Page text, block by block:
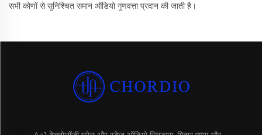
सभी कोणों से सुनिश्चित समान ऑडियो गुणवत्ता प्रदान की जाती है।